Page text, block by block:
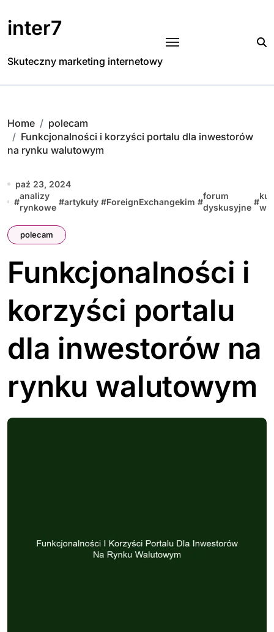
to
content
inter7
Skuteczny marketing internetowy
Home
polecam
Funkcjonalności i korzyści portalu dla inwestorów
na rynku walutowym
paź 23, 2024
#
analizy
rynkowe
#artykuły #ForeignExchangekim #
forum
dyskusyjne
#
polecam
Funkcjonalności i
korzyści portalu
dla inwestorów na
rynku walutowym